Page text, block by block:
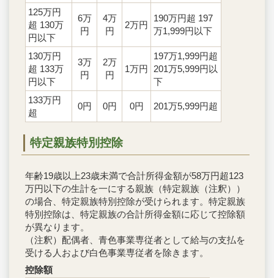
125万円
超 130万
円以下
6万
円
4万
円
2万円
190万円超 197
万1,999円以下
130万円
超 133万
円以下
3万
円
2万
円
1万円
197万1,999円超
201万5,999円以
下
133万円
超
0円 0円 0円 201万5,999円超
特定親族特別控除
年齢19歳以上23歳未満で合計所得金額が58万円超123
万円以下の生計を一にする親族（特定親族（注釈））
の場合、特定親族特別控除が受けられます。特定親族
特別控除は、特定親族の合計所得金額に応じて控除額
が異なります。
（注釈）配偶者、青色事業専従者として給与の支払を
受ける人および白色事業専従者を除きます。
控除額